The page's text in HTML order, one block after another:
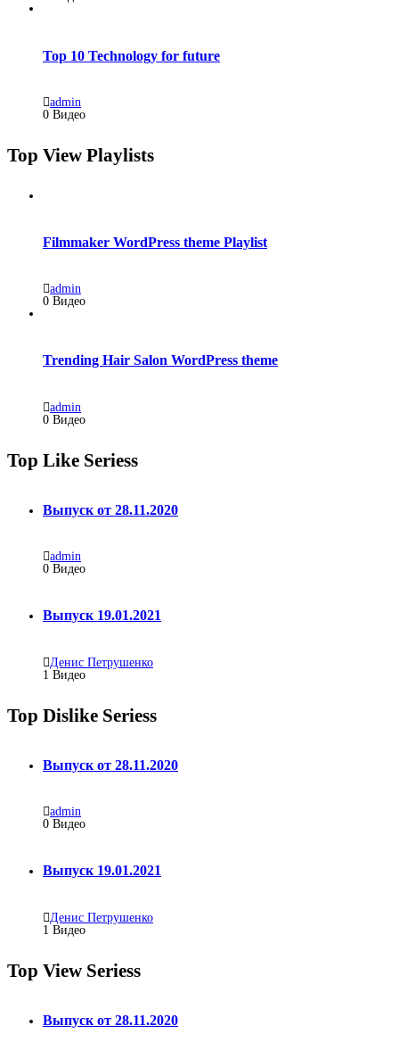
Top 10 Technology for future
admin
0 Видео
Top View Playlists
Filmmaker WordPress theme Playlist
admin
0 Видео
Trending Hair Salon WordPress theme
admin
0 Видео
Top Like Seriess
Выпуск от 28.11.2020
admin
0 Видео
Выпуск 19.01.2021
Денис Петрушенко
1 Видео
Top Dislike Seriess
Выпуск от 28.11.2020
admin
0 Видео
Выпуск 19.01.2021
Денис Петрушенко
1 Видео
Top View Seriess
Выпуск от 28.11.2020